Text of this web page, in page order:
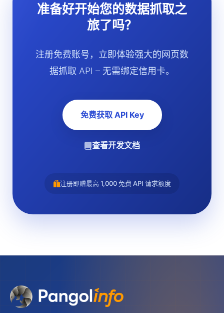
准备好开始您的数据抓取之
旅了吗？
注册免费账号，立即体验强大的网页数
据抓取 API – 无需绑定信用卡。
免费获取 API Key
查看开发文档
注册即赠最高 1,000 免费 API 请求额度